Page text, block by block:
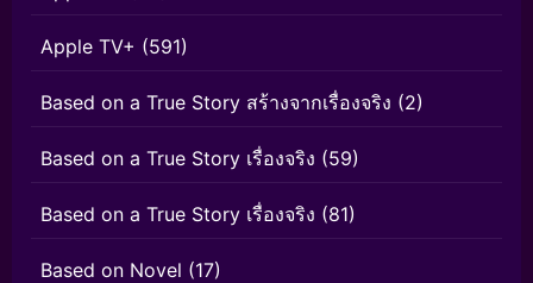
Apple TV+ (591)
Based on a True Story สร้างจากเรื่องจริง (2)
Based on a True Story เรื่องจริง (59)
Based on a True Story เรื่องจริง (81)
Based on Novel (17)